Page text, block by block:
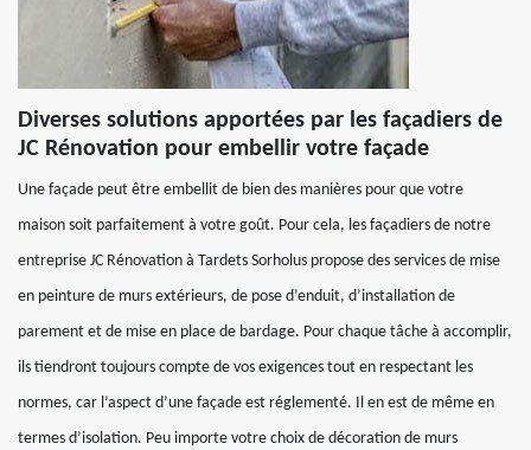
Diverses solutions apportées par les façadiers de
JC Rénovation pour embellir votre façade
Une façade peut être embellit de bien des manières pour que votre
maison soit parfaitement à votre goût. Pour cela, les façadiers de notre
entreprise JC Rénovation à Tardets Sorholus propose des services de mise
en peinture de murs extérieurs, de pose d’enduit, d’installation de
parement et de mise en place de bardage. Pour chaque tâche à accomplir,
ils tiendront toujours compte de vos exigences tout en respectant les
normes, car l’aspect d’une façade est réglementé. Il en est de même en
termes d’isolation. Peu importe votre choix de décoration de murs